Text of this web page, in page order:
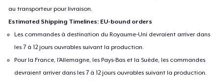
au transporteur pour livraison.
Estimated Shipping Timelines: EU-bound orders
Les commandes à destination du Royaume-Uni devraient arriver dans
les 7 à 12 jours ouvrables suivant la production.
Pour la France, l'Allemagne, les Pays-Bas et la Suède, les commandes
devraient arriver dans les 7 à 12 jours ouvrables suivant la production.